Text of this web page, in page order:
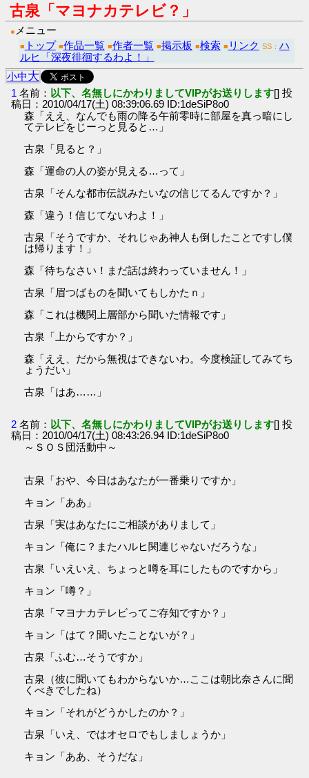
古泉「マヨナカテレビ？」
● メニュー
■ トップ ■作品一覧 ■作者一覧 ■掲示板 ■検索 ■ リンク SS： ハ
ルヒ「深夜徘徊するわよ！」
小中大
1 名前： 以下、名無しにかわりましてVIPがお送りします[] 投
稿日：2010/04/17(土) 08:39:06.69 ID:1deSiP8o0
森「ええ、なんでも雨の降る午前零時に部屋を真っ暗にし
てテレビをじーっと見ると…」
古泉「見ると？」
森「運命の人の姿が見える…って」
古泉「そんな都市伝説みたいなの信じてるんですか？」
森「違う！信じてないわよ！」
古泉「そうですか、それじゃあ神人も倒したことですし僕
は帰ります！」
森「待ちなさい！まだ話は終わっていません！」
古泉「眉つばものを聞いてもしかたｎ」
森「これは機関上層部から聞いた情報です」
古泉「上からですか？」
森「ええ、だから無視はできないわ。今度検証してみてち
ょうだい」
古泉「はあ……」
2 名前： 以下、名無しにかわりましてVIPがお送りします[] 投
稿日：2010/04/17(土) 08:43:26.94 ID:1deSiP8o0
～ＳＯＳ団活動中～
古泉「おや、今日はあなたが一番乗りですか」
キョン「ああ」
古泉「実はあなたにご相談がありまして」
キョン「俺に？またハルヒ関連じゃないだろうな」
古泉「いえいえ、ちょっと噂を耳にしたものですから」
キョン「噂？」
古泉「マヨナカテレビってご存知ですか？」
キョン「はて？聞いたことないが？」
古泉「ふむ…そうですか」
古泉（彼に聞いてもわからないか…ここは朝比奈さんに聞
くべきでしたね）
キョン「それがどうかしたのか？」
古泉「いえ、ではオセロでもしましょうか」
キョン「ああ、そうだな」